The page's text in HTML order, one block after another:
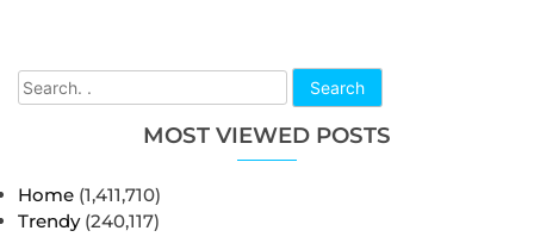
Search
MOST VIEWED POSTS
Home (1,411,710)
Trendy (240,117)